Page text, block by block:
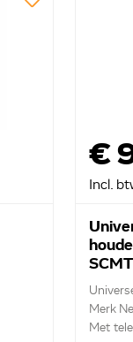
€
Incl.
Merk
Met